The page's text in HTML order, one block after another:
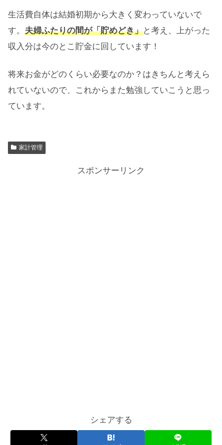
生活費自体は結婚初期から大きく変わっていないで
す。 夫婦ふたりの間が「貯めどき」と考え、上がった
収入分は今のとこ貯金に回しています！
将来お金がどのくらい必要なのか？はきちんと考えら
れていないので、これからまた勉強していこうと思っ
ています。
家計管理
スポンサーリンク
シェアする